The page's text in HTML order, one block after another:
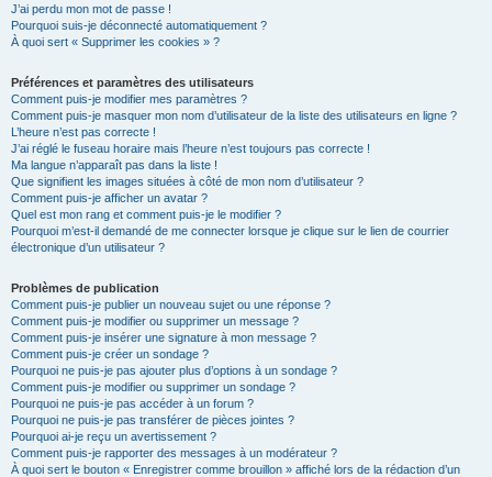
J’ai perdu mon mot de passe !
Pourquoi suis-je déconnecté automatiquement ?
À quoi sert « Supprimer les cookies » ?
Préférences et paramètres des utilisateurs
Comment puis-je modifier mes paramètres ?
Comment puis-je masquer mon nom d’utilisateur de la liste des utilisateurs en ligne ?
L’heure n’est pas correcte !
J’ai réglé le fuseau horaire mais l’heure n’est toujours pas correcte !
Ma langue n’apparaît pas dans la liste !
Que signifient les images situées à côté de mon nom d’utilisateur ?
Comment puis-je afficher un avatar ?
Quel est mon rang et comment puis-je le modifier ?
Pourquoi m’est-il demandé de me connecter lorsque je clique sur le lien de courrier
électronique d’un utilisateur ?
Problèmes de publication
Comment puis-je publier un nouveau sujet ou une réponse ?
Comment puis-je modifier ou supprimer un message ?
Comment puis-je insérer une signature à mon message ?
Comment puis-je créer un sondage ?
Pourquoi ne puis-je pas ajouter plus d’options à un sondage ?
Comment puis-je modifier ou supprimer un sondage ?
Pourquoi ne puis-je pas accéder à un forum ?
Pourquoi ne puis-je pas transférer de pièces jointes ?
Pourquoi ai-je reçu un avertissement ?
Comment puis-je rapporter des messages à un modérateur ?
À quoi sert le bouton « Enregistrer comme brouillon » affiché lors de la rédaction d’un